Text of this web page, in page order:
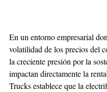
En un entorno empresarial
volatilidad de los precios del
la creciente presión por la
impactan directamente la
Trucks establece que la